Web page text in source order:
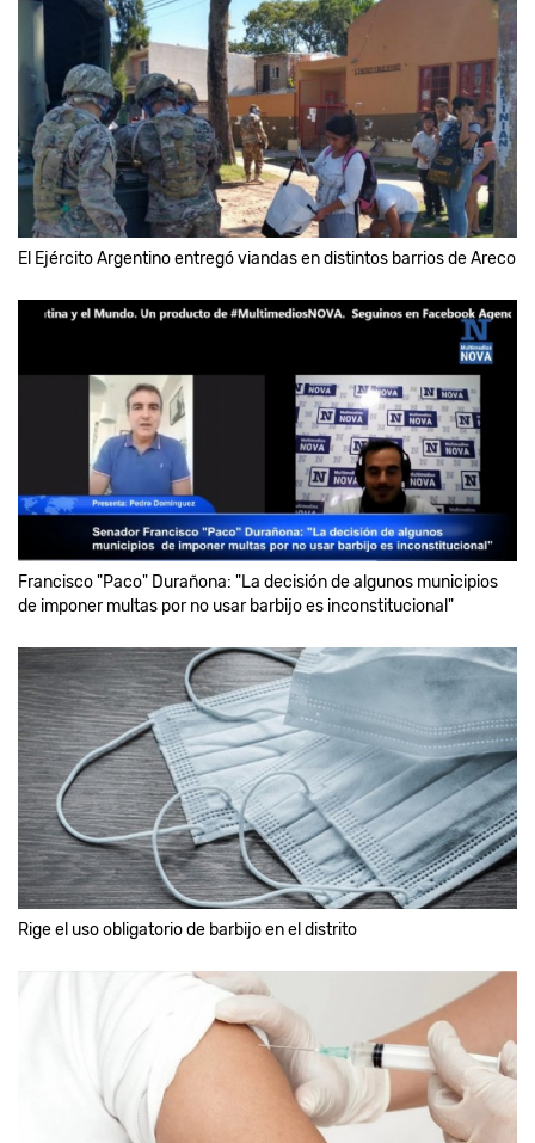
El Ejército Argentino entregó viandas en distintos barrios de Areco
Francisco "Paco" Durañona: "La decisión de algunos municipios
de imponer multas por no usar barbijo es inconstitucional"
Rige el uso obligatorio de barbijo en el distrito